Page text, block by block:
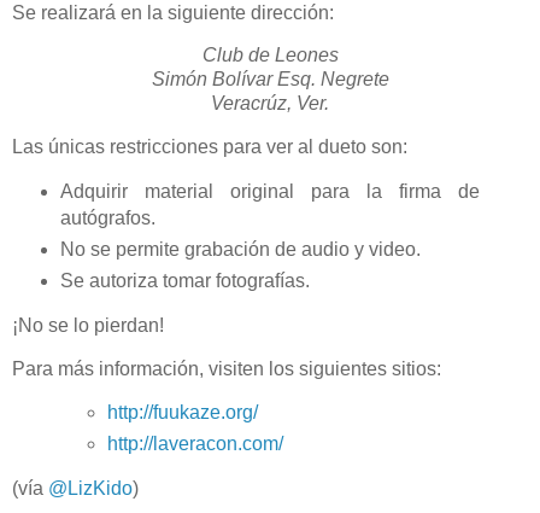
Se realizará en la siguiente dirección:
Club de Leones
Simón Bolívar Esq. Negrete
Veracrúz, Ver.
Las únicas restricciones para ver al dueto son:
Adquirir material original para la firma de
autógrafos.
No se permite grabación de audio y video.
Se autoriza tomar fotografías.
¡No se lo pierdan!
Para más información, visiten los siguientes sitios:
http://fuukaze.org/
http://laveracon.com/
(vía @LizKido)